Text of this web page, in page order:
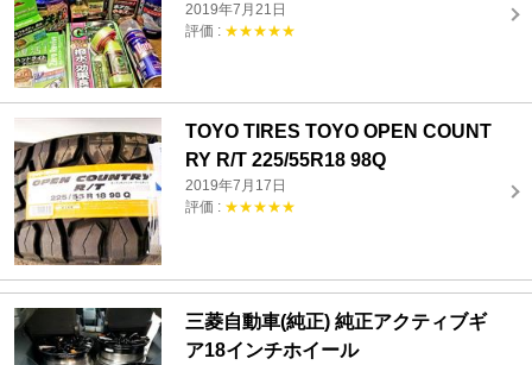
2019年7月21日
評価 : ★★★★★
TOYO TIRES TOYO OPEN COUNT
RY R/T 225/55R18 98Q
2019年7月17日
評価 : ★★★★★
三菱自動車(純正) 純正アクティブギ
ア18インチホイール